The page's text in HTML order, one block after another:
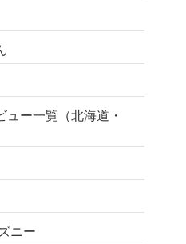
ュー一覧（北海道・
ニー